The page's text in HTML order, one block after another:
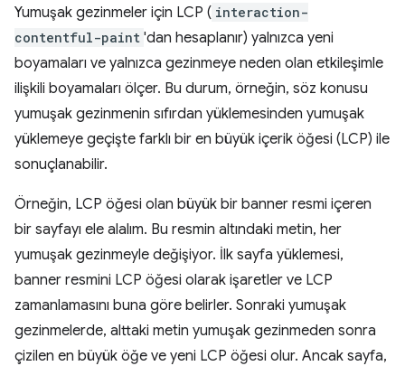
Yumuşak gezinmeler için LCP ( interaction-
contentful-paint 'dan hesaplanır) yalnızca yeni
boyamaları ve yalnızca gezinmeye neden olan etkileşimle
ilişkili boyamaları ölçer. Bu durum, örneğin, söz konusu
yumuşak gezinmenin sıfırdan yüklemesinden yumuşak
yüklemeye geçişte farklı bir en büyük içerik öğesi (LCP) ile
sonuçlanabilir.
Örneğin, LCP öğesi olan büyük bir banner resmi içeren
bir sayfayı ele alalım. Bu resmin altındaki metin, her
yumuşak gezinmeyle değişiyor. İlk sayfa yüklemesi,
banner resmini LCP öğesi olarak işaretler ve LCP
zamanlamasını buna göre belirler. Sonraki yumuşak
gezinmelerde, alttaki metin yumuşak gezinmeden sonra
çizilen en büyük öğe ve yeni LCP öğesi olur. Ancak sayfa,